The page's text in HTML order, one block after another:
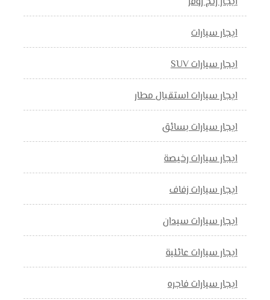
ايجار سيارات
ايجار سيارات SUV
ايجار سيارات استقبال مطار
ايجار سيارات بسائق
ايجار سيارات رخيصة
ايجار سيارات زفاف
ايجار سيارات سيدان
ايجار سيارات عائلية
ايجار سيارات فاجره